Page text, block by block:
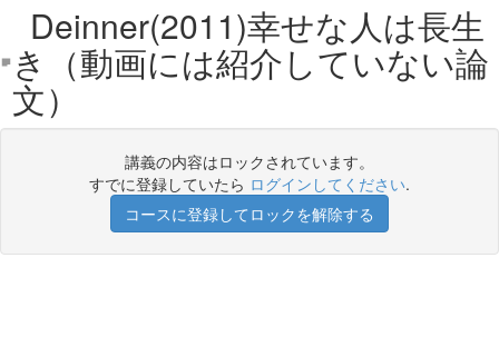
Deinner(2011)幸せな人は長生
き（動画には紹介していない論
文）
講義の内容はロックされています。
すでに登録していたら ログインしてください.
コースに登録してロックを解除する